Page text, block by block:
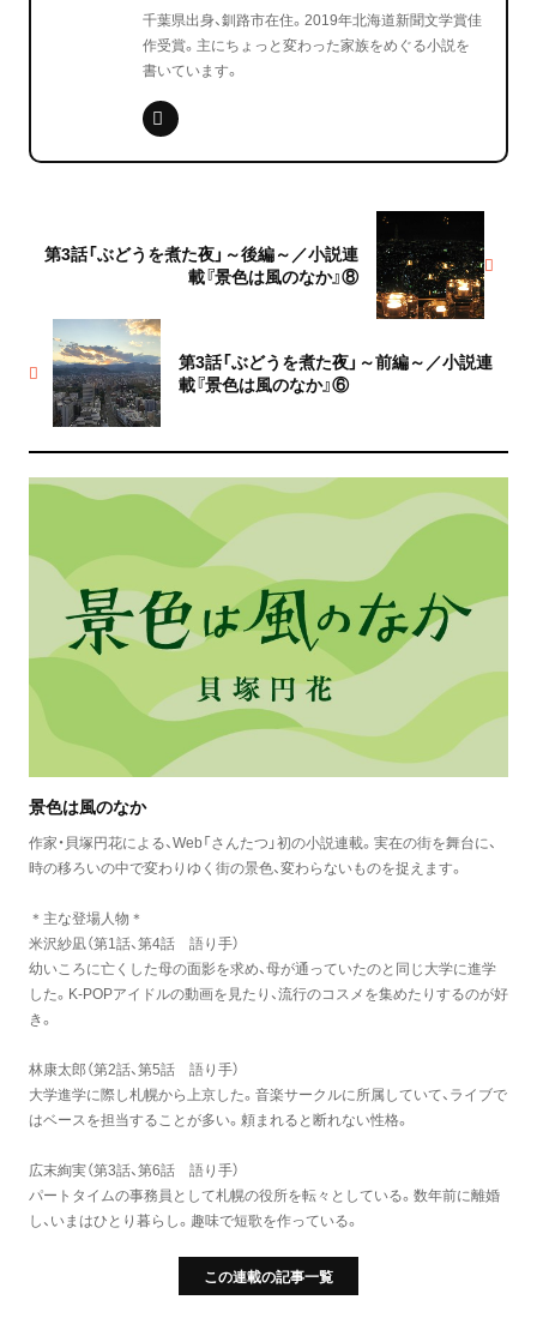
千葉県出身、釧路市在住。2019年北海道新聞文学賞佳
作受賞。主にちょっと変わった家族をめぐる小説を
書いています。
第3話「ぶどうを煮た夜」～前編～／小説連
載『景色は風のなか』⑥
第3話「ぶどうを煮た夜」～後編～／小説連
載『景色は風のなか』⑧
景色は風のなか
作家・貝塚円花による、Web「さんたつ」初の小説連載。実在の街を舞台に、
時の移ろいの中で変わりゆく街の景色、変わらないものを捉えます。
＊主な登場人物＊
米沢紗凪（第1話、第4話 語り手）
幼いころに亡くした母の面影を求め、母が通っていたのと同じ大学に進学
した。K-POPアイドルの動画を見たり、流行のコスメを集めたりするのが好
き。
林康太郎（第2話、第5話 語り手）
大学進学に際し札幌から上京した。音楽サークルに所属していて、ライブで
はベースを担当することが多い。頼まれると断れない性格。
広末絢実（第3話、第6話 語り手）
パートタイムの事務員として札幌の役所を転々としている。数年前に離婚
し、いまはひとり暮らし。趣味で短歌を作っている。
この連載の記事一覧